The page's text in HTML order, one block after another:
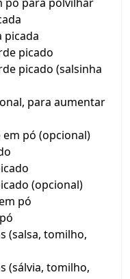
picada
picado
picado (salsinha
para aumentar
pó (opcional)
(opcional)
pó
(salsa, tomilho,
(sálvia, tomilho,